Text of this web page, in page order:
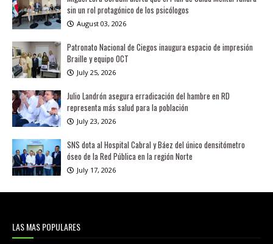
sin un rol protagónico de los psicólogos
August 03, 2026
Patronato Nacional de Ciegos inaugura espacio de impresión
Braille y equipo OCT
July 25, 2026
Julio Landrón asegura erradicación del hambre en RD
representa más salud para la población
July 23, 2026
SNS dota al Hospital Cabral y Báez del único densitómetro
óseo de la Red Pública en la región Norte
July 17, 2026
LAS MAS POPULARES